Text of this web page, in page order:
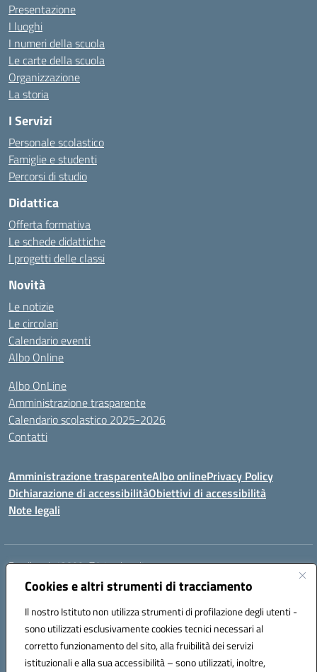
Cookies e altri strumenti di tracciamento
Il nostro Istituto non utilizza strumenti di profilazione degli utenti -
sono utilizzati esclusivamente cookies tecnici necessari al
corretto funzionamento del sito, alla fruibilità dei servizi
istituzionali e alla sua accessibilità – sono utilizzati, inoltre,
Presentazione
I luoghi
I numeri della scuola
Le carte della scuola
Organizzazione
La storia
I Servizi
Personale scolastico
Famiglie e studenti
Percorsi di studio
Didattica
Offerta formativa
Le schede didattiche
I progetti delle classi
Novità
Le notizie
Le circolari
Calendario eventi
Albo Online
Albo OnLine
Amministrazione trasparente
Calendario scolastico 2025-2026
Contatti
Amministrazione trasparenteAlbo onlinePrivacy Policy
Dichiarazione di accessibilitàObiettivi di accessibilità
Note legali
Email:rmis12800r@istruzione.it
Via E.Q. Visconti, 13 00193 ROMA (RM)
Telefono: 06121124725 Fax: 063216207
Codice univoco ufficio: UFSRLT
Codice meccanografico: RMIS12800R
Codice fiscale: 80210770584